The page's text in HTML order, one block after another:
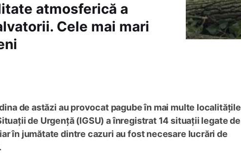
atmosferică a
Cele mai mari
de astăzi au provocat pagube în mai multe localitățile
de Urgență (IGSU) a înregistrat 14 situații legate de
în jumătate dintre cazuri au fost necesare lucrări de